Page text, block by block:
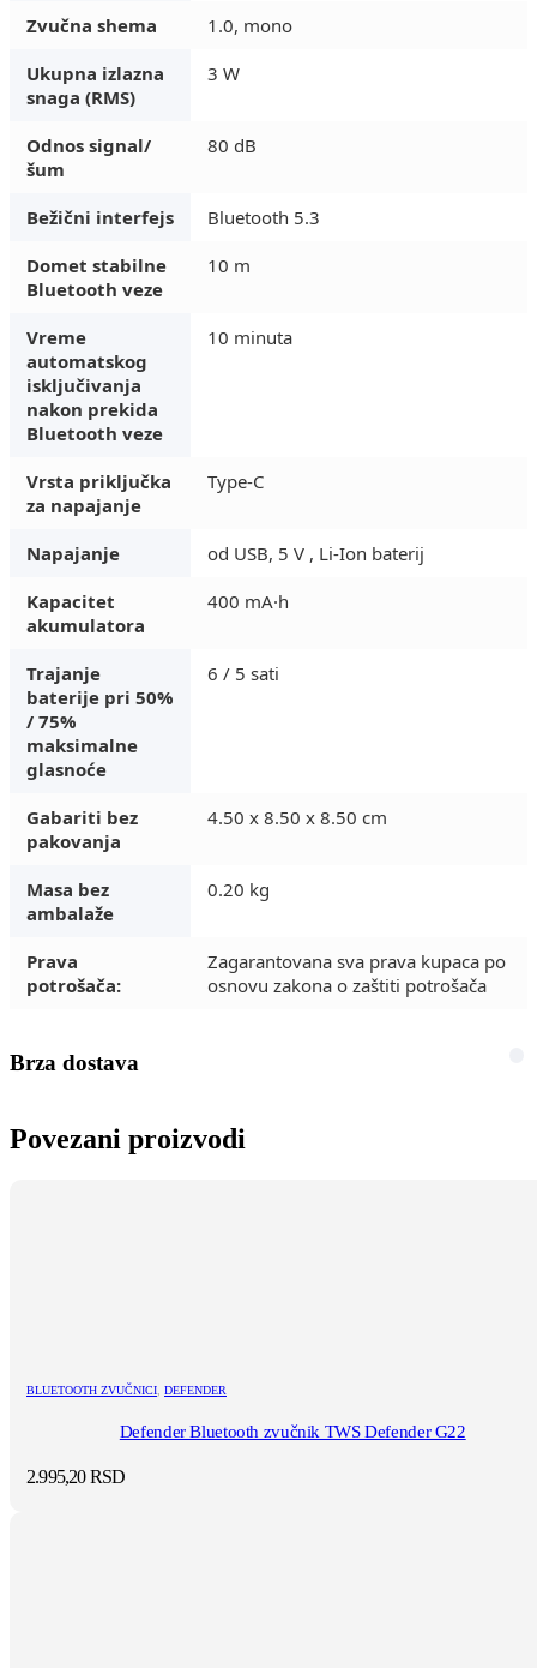
Zvučna shema
1.0, mono
Ukupna izlazna
snaga (RMS)
3 W
Odnos signal/
šum
80 dB
Bežični interfejs
Bluetooth 5.3
Domet stabilne
Bluetooth veze
10 m
Vreme
automatskog
isključivanja
nakon prekida
Bluetooth veze
10 minuta
Vrsta priključka
za napajanje
Type-C
Napajanje
od USB, 5 V , Li-Ion baterij
Kapacitet
akumulatora
400 mA·h
Trajanje
baterije pri 50%
/ 75%
maksimalne
glasnoće
6 / 5 sati
Gabariti bez
pakovanja
4.50 x 8.50 x 8.50 cm
Masa bez
ambalaže
0.20 kg
Prava
potrošača:
Zagarantovana sva prava kupaca po
osnovu zakona o zaštiti potrošača
Brza dostava
Povezani proizvodi
BLUETOOTH ZVUČNICI DEFENDER
Defender Bluetooth zvučnik TWS Defender G22
2.995,20RSD